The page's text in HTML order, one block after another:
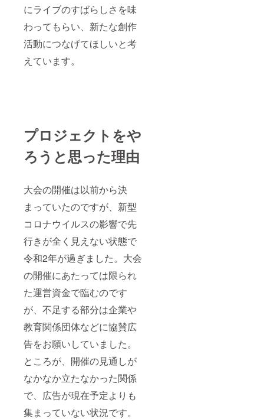
にライブのすばらしさを味
わってもらい、新たな創作
活動につなげてほしいと考
えています。
プロジェクトをや
ろうと思った理由
大会の開催は以前から決
まっていたのですが、新型
コロナウイルスの影響で先
行きが全く見えない状態で
令和2年が過ぎました。大会
の開催にあたっては限られ
た運営資金で臨むのです
が、不足する部分は企業や
教育関係団体などに協賛広
告をお願いしていました。
ところが、開催の見通しが
なかなか立たなかった関係
で、広告が現在予定よりも
集まっていない状況です。